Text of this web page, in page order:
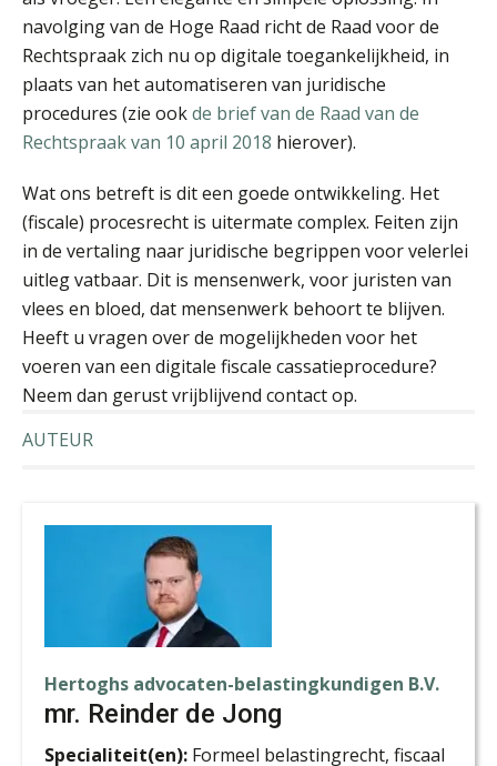
navolging van de Hoge Raad richt de Raad voor de
Rechtspraak zich nu op digitale toegankelijkheid, in
plaats van het automatiseren van juridische
procedures (zie ookde brief van de Raad van de
Rechtspraak van 10 april 2018 hierover).
Wat ons betreft is dit een goede ontwikkeling. Het
(fiscale) procesrecht is uitermate complex. Feiten zijn
in de vertaling naar juridische begrippen voor velerlei
uitleg vatbaar. Dit is mensenwerk, voor juristen van
vlees en bloed, dat mensenwerk behoort te blijven.
Heeft u vragen over de mogelijkheden voor het
voeren van een digitale fiscale cassatieprocedure?
Neem dan gerust vrijblijvend contact op.
AUTEUR
Hertoghs advocaten-belastingkundigen B.V.
mr. Reinder de Jong
Specialiteit(en): Formeel belastingrecht, fiscaal
Nicole Goud
mr. Roel de Jong